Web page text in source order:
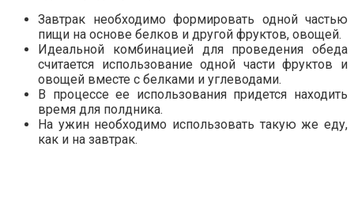
Завтрак необходимо формировать одной частью
пищи на основе белков и другой фруктов, овощей.
Идеальной комбинацией для проведения обеда
считается использование одной части фруктов и
овощей вместе с белками и углеводами.
В процессе ее использования придется находить
время для полдника.
На ужин необходимо использовать такую же еду,
как и на завтрак.